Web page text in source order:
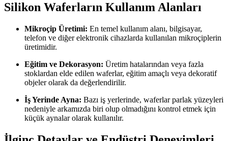
Silikon Waferların Kullanım Alanları
Mikroçip Üretimi: En temel kullanım alanı, bilgisayar,
telefon ve diğer elektronik cihazlarda kullanılan mikroçiplerin
üretimidir.
Eğitim ve Dekorasyon: Üretim hatalarından veya fazla
stoklardan elde edilen waferlar, eğitim amaçlı veya dekoratif
objeler olarak da değerlendirilir.
İş Yerinde Ayna: Bazı iş yerlerinde, waferlar parlak yüzeyleri
nedeniyle arkamızda biri olup olmadığını kontrol etmek için
küçük aynalar olarak kullanılır.